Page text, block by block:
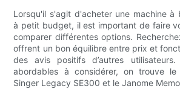
Lorsqu'il s'agit d'acheter une machine à
à petit budget, il est important de faire
comparer différentes options.
offrent un bon équilibre entre prix et
des avis positifs d’autres
abordables à considérer, on trouve
Singer Legacy SE300 et le Janome